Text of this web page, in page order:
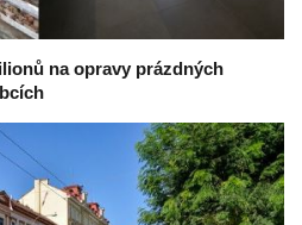
na opravy prázdných